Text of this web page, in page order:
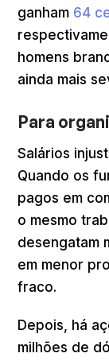
ganham 64
homens
ainda mais
Para
Salários
Quando os
pagos em
o mesmo
desengatam
em menor
fraco.
Depois, há
milhões de